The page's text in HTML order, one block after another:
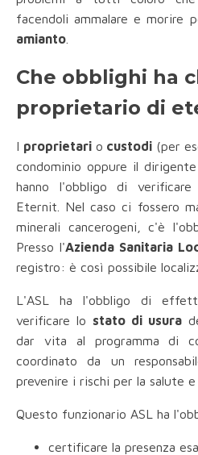
facendoli ammalare e morire
amianto
Che obblighi ha
proprietario di
I proprietari o custodi(per
condominio oppure il
hanno l'obbligo di verificare
Eternit. Nel caso ci fossero
minerali cancerogeni, c'è
Presso l'Azienda Sanitaria
registro: è così possibile
L'ASL ha l'obbligo di
verificare lo stato di usura
dar vita al programma di
coordinato da un
prevenire i rischi per la salute
Questo funzionario ASL ha
certificare la presenza